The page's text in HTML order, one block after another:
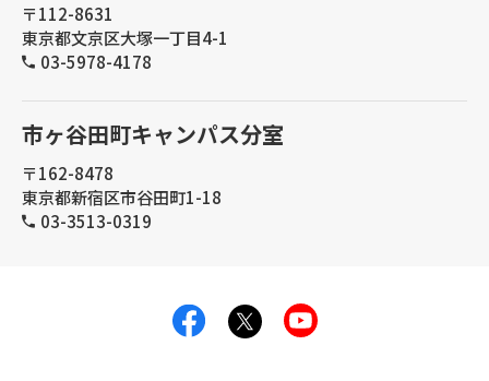
〒112-8631
東京都文京区大塚一丁目4-1
03-5978-4178
市ヶ谷田町キャンパス分室
〒162-8478
東京都新宿区市谷田町1-18
03-3513-0319